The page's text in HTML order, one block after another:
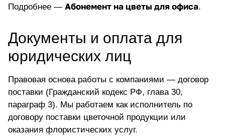
Подробнее — Абонемент на цветы для офиса.
Документы и оплата для
юридических лиц
Правовая основа работы с компаниями — договор
поставки (Гражданский кодекс РФ, глава 30,
параграф 3). Мы работаем как исполнитель по
договору поставки цветочной продукции или
оказания флористических услуг.